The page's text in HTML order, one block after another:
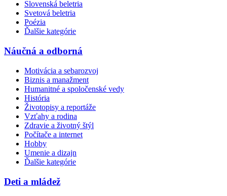
Slovenská beletria
Svetová beletria
Poézia
Ďalšie kategórie
Náučná a odborná
Motivácia a sebarozvoj
Biznis a manažment
Humanitné a spoločenské vedy
História
Životopisy a reportáže
Vzťahy a rodina
Zdravie a životný štýl
Počítače a internet
Hobby
Umenie a dizajn
Ďalšie kategórie
Deti a mládež